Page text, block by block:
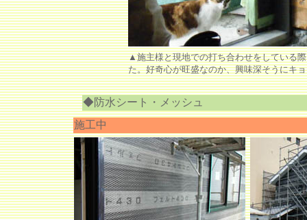
▲施主様と現地での打ち合わせをしている
た。好奇心が旺盛なのか、興味深そうにキ
◆防水シート・メッシュ
施工中